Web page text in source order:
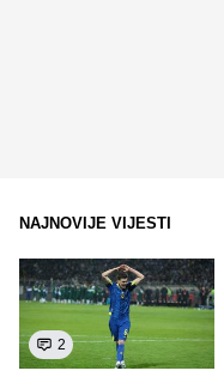
NAJNOVIJE VIJESTI
2